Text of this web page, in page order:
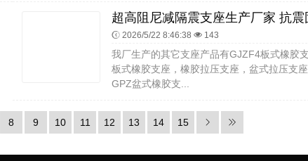
2026/5/22 8:46:38 143
我厂生产的其它支座产品有GJZF4板式橡胶
板式橡胶支座，橡胶拉压支座，盆式拉压支
GPZ盆式橡胶支...
8 9 10 11 12 13 14 15